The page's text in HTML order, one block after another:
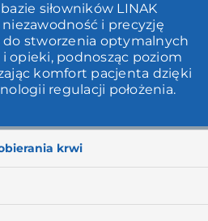
siłowników LINAK
i precyzję
do stworzenia optymalnych
opieki, podnosząc poziom
komfort pacjenta dzięki
regulacji położenia.
krwi